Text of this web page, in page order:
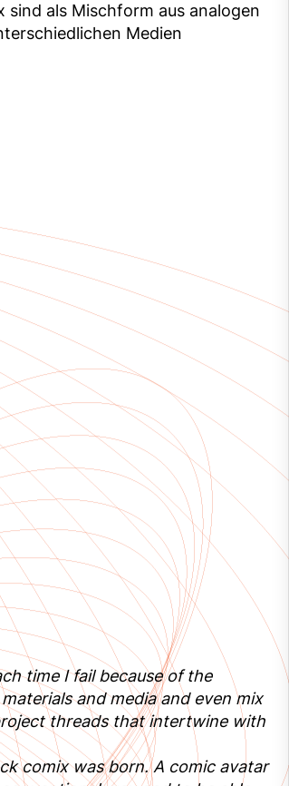
sind als Mischform aus analogen
Medien
time I fail because of the
and media and even mix
threads that intertwine with
comix was born. A comic avatar